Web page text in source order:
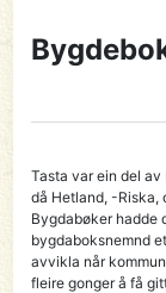
Tasta var ein del av
då Hetland, -Riska,
Bygdabøker hadde
bygdaboksnemnd
avvikla når
fleire gonger å få